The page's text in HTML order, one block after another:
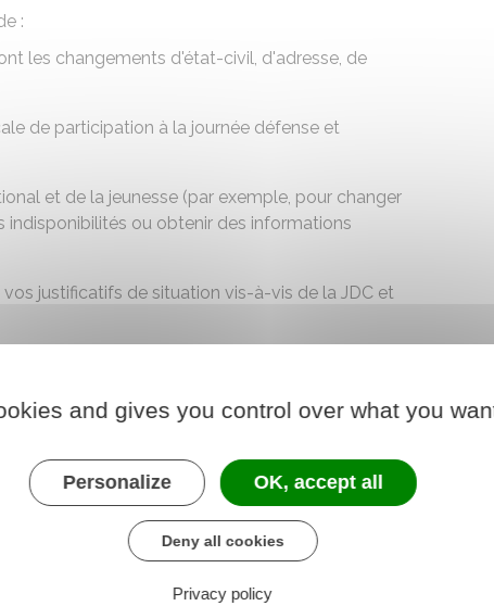
:
les changements d'état-civil, d'adresse, de
de participation à la journée défense et
et de la jeunesse (par exemple, pour changer
indisponibilités ou obtenir des informations
justificatifs de situation vis-à-vis de la JDC et
au téléservice
de la défense
and gives you control over what you
Personalize OK, accept all
Deny all cookies
Privacy policy